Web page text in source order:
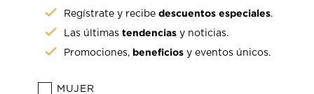
Regístrate y recibedescuentos especiales.
Las últimastendencias y noticias.
Promociones, beneficios y eventos únicos.
MUJER